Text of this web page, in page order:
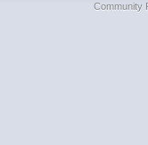
Community